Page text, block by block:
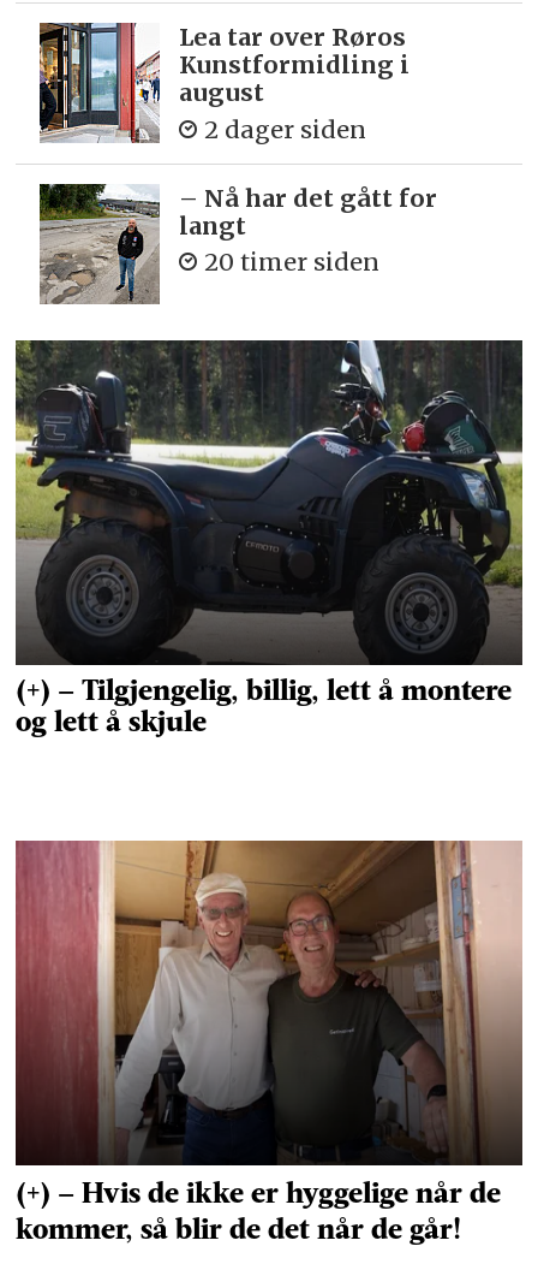
Lea tar over Røros
Kunstformidling i
august
2 dager siden
– Nå har det gått for
langt
20 timer siden